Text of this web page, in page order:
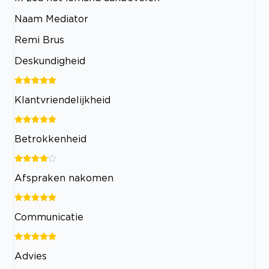
Naam Mediator
Remi Brus
Deskundigheid
Klantvriendelijkheid
Betrokkenheid
Afspraken nakomen
Communicatie
Advies